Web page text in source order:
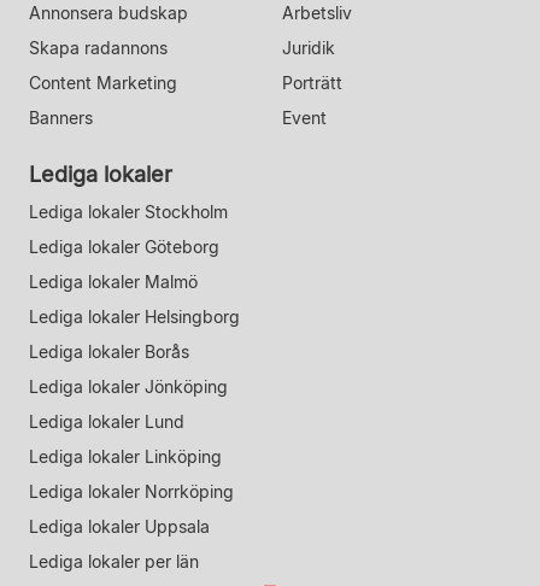
Annonsera budskap
Skapa radannons
Content Marketing
Banners
Arbetsliv
Juridik
Porträtt
Event
Lediga lokaler
Lediga lokaler Stockholm
Lediga lokaler Göteborg
Lediga lokaler Malmö
Lediga lokaler Helsingborg
Lediga lokaler Borås
Lediga lokaler Jönköping
Lediga lokaler Lund
Lediga lokaler Linköping
Lediga lokaler Norrköping
Lediga lokaler Uppsala
Lediga lokaler per län